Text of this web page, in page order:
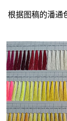
根据图稿的潘通